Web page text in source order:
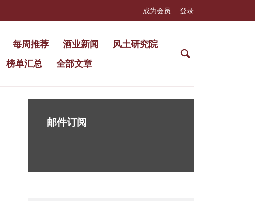
成为会员 登录
每周推荐 酒业新闻
风土研究院
榜单汇总 全部文章
邮件订阅